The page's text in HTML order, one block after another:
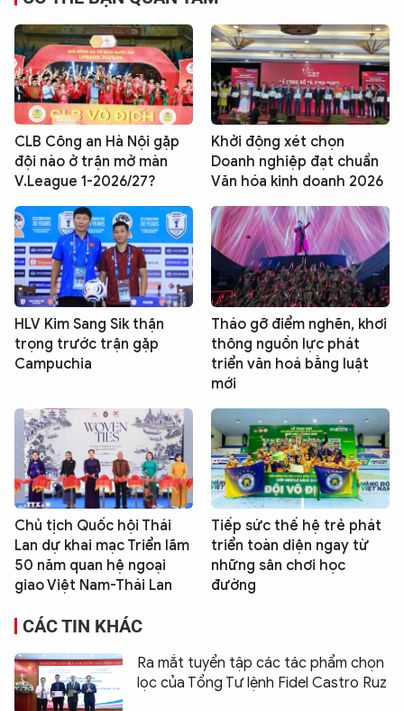
CLB Công an Hà Nội gặp
đội nào ở trận mở màn
V.League 1-2026/27?
Khởi động xét chọn
Doanh nghiệp đạt chuẩn
Văn hóa kinh doanh 2026
HLV Kim Sang Sik thận
trọng trước trận gặp
Campuchia
Tháo gỡ điểm nghẽn, khơi
thông nguồn lực phát
triển văn hoá bằng luật
mới
Chủ tịch Quốc hội Thái
Lan dự khai mạc Triển lãm
50 năm quan hệ ngoại
giao Việt Nam-Thái Lan
Tiếp sức thế hệ trẻ phát
triển toàn diện ngay từ
những sân chơi học
đường
CÁC TIN KHÁC
Ra mắt tuyển tập các tác phẩm chọn
lọc của Tổng Tư lệnh Fidel Castro Ruz